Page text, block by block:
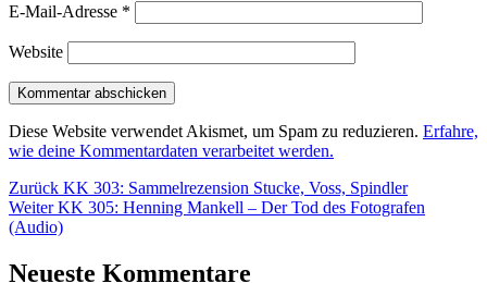
E-Mail-Adresse *
Website
Diese Website verwendet Akismet, um Spam zu reduzieren. Erfahre,
wie deine Kommentardaten verarbeitet werden.
Beitragsnavigation
Zurück Vorheriger
Beitrag:
KK 303: Sammelrezension Stucke, Voss, Spindler
Weiter Nächster
Beitrag:
KK 305: Henning Mankell – Der Tod des Fotografen
(Audio)
Neueste Kommentare